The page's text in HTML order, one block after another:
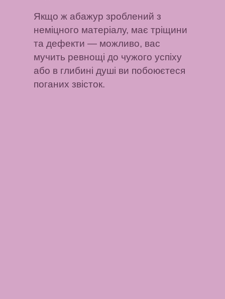
Якщо ж абажур зроблений з
неміцного матеріалу, має тріщини
та дефекти — можливо, вас
мучить ревнощі до чужого успіху
або в глибині душі ви побоюєтеся
поганих звісток.